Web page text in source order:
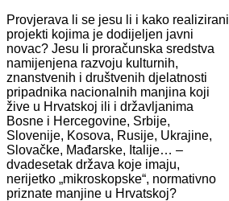
Provjerava li se jesu li i kako realizirani
projekti kojima je dodijeljen javni
novac? Jesu li proračunska sredstva
namijenjena razvoju kulturnih,
znanstvenih i društvenih djelatnosti
pripadnika nacionalnih manjina koji
žive u Hrvatskoj ili i državljanima
Bosne i Hercegovine, Srbije,
Slovenije, Kosova, Rusije, Ukrajine,
Slovačke, Mađarske, Italije… –
dvadesetak država koje imaju,
nerijetko „mikroskopske“, normativno
priznate manjine u Hrvatskoj?